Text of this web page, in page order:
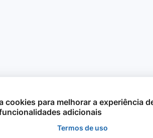
cookies para melhorar a experiência
adicionais
Termos de uso